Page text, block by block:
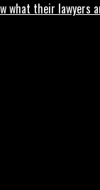
what their lawyers